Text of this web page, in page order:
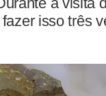
isso três